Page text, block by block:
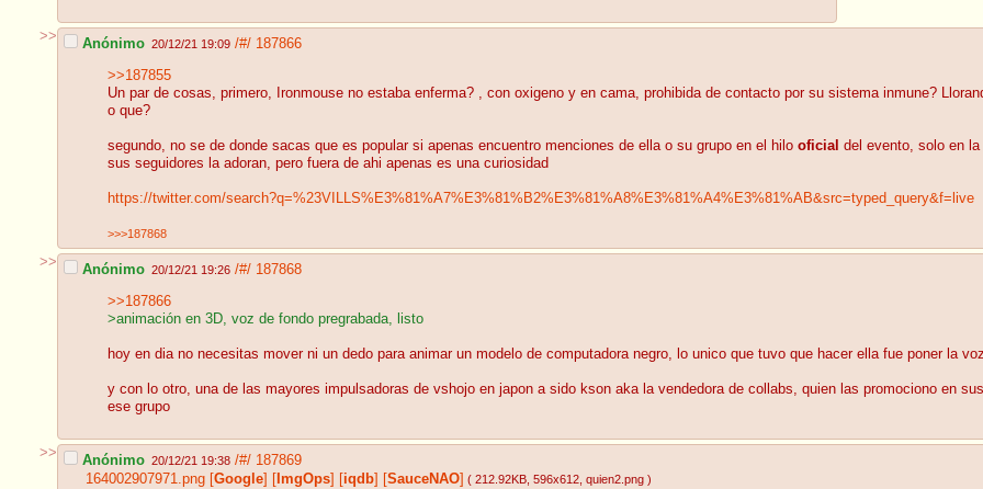
>> Anónimo 20/12/21 19:09 /#/ 187866
>>187855
Un par de cosas, primero, Ironmouse no estaba enferma? , con oxigeno y en cama, prohibida de contacto por su sistema inmune?
o que?
segundo, no se de donde sacas que es popular si apenas encuentro menciones de ella o su grupo en el hilo oficial del evento, solo en
sus seguidores la adoran, pero fuera de ahi apenas es una curiosidad
https://twitter.com/search?q=%23VILLS%E3%81%A7%E3%81%B2%E3%81%A8%E3%81%A4%E3%81%AB&src=typed_query&f=live
>>>187868
>> Anónimo 20/12/21 19:26 /#/ 187868
>>187866
>animación en 3D, voz de fondo pregrabada, listo
hoy en dia no necesitas mover ni un dedo para animar un modelo de computadora negro, lo unico que tuvo que hacer ella fue poner la
y con lo otro, una de las mayores impulsadoras de vshojo en japon a sido kson aka la vendedora de collabs, quien las promociono en
ese grupo
>> Anónimo 20/12/21 19:38 /#/ 187869
164002907971.png [Google] [ ImgOps] [iqdb] [SauceNAO] ( 212.92KB , 596x612 , quien2.png )